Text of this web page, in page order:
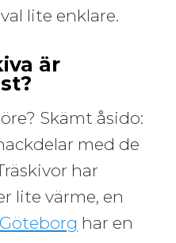
lite enklare.
är
Skämt åsido:
med de
har
lite värme, en
har en